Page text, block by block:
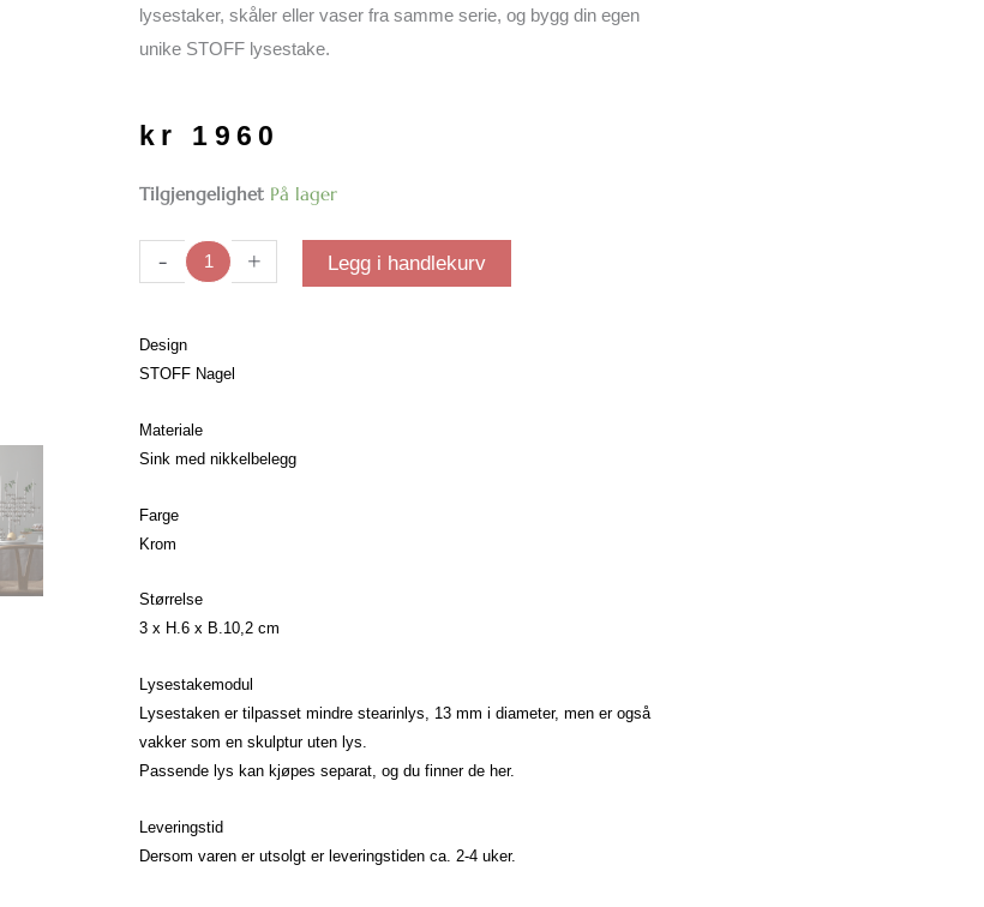
lysestaker, skåler eller vaser fra samme serie, og bygg din egen
unike STOFF lysestake.
kr 1960
Tilgjengelighet På lager
-
STOFF
pk
antall
+ Legg i handlekurv
Design
STOFF Nagel
Materiale
Sink med nikkelbelegg
Farge
Krom
Størrelse
3 x H.6 x B.10,2 cm
Lysestakemodul
Lysestaken er tilpasset mindre stearinlys, 13 mm i diameter, men er også
vakker som en skulptur uten lys.
Passende lys kan kjøpes separat, og du finner de her.
Leveringstid
Dersom varen er utsolgt er leveringstiden ca. 2-4 uker.